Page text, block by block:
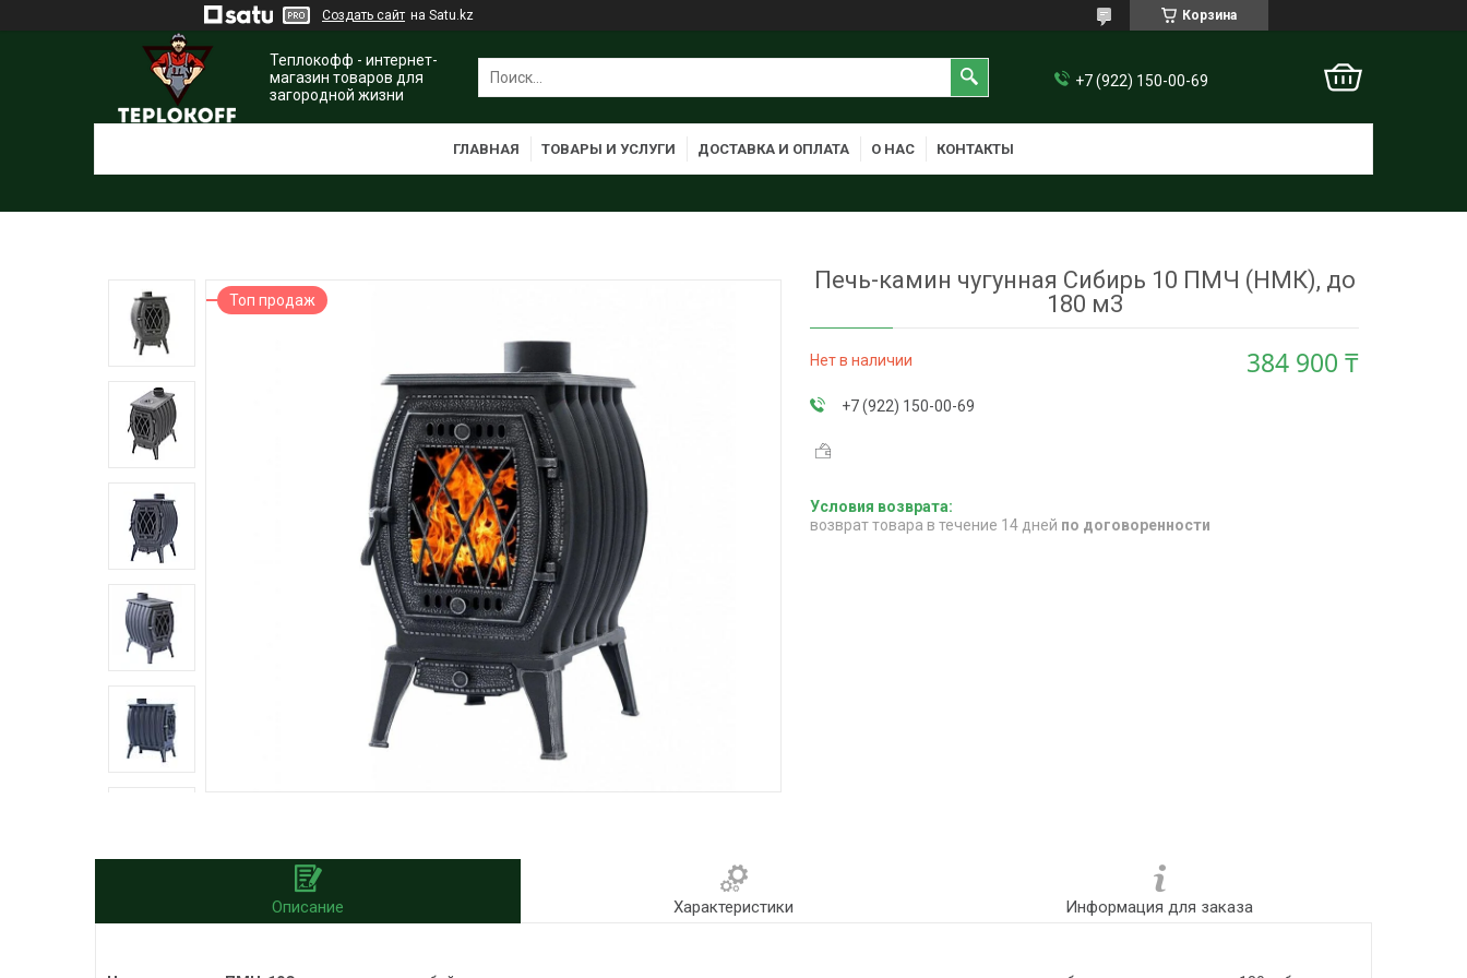
Создать сайт на Satu.kz Корзина
Теплокофф - интернет-
магазин товаров для
загородной жизни
+7 (922) 150-00-69
ГЛАВНАЯ ТОВАРЫ И УСЛУГИ ДОСТАВКА И ОПЛАТА О НАС КОНТАКТЫ
Топ продаж
Печь-камин чугунная Сибирь 10 ПМЧ (НМК), до
180 м3
Нет в наличии 384 900 ₸
+7 (922) 150-00-69
возврат товара в течение 14 дней по договоренности
Описание Характеристики Информация для заказа